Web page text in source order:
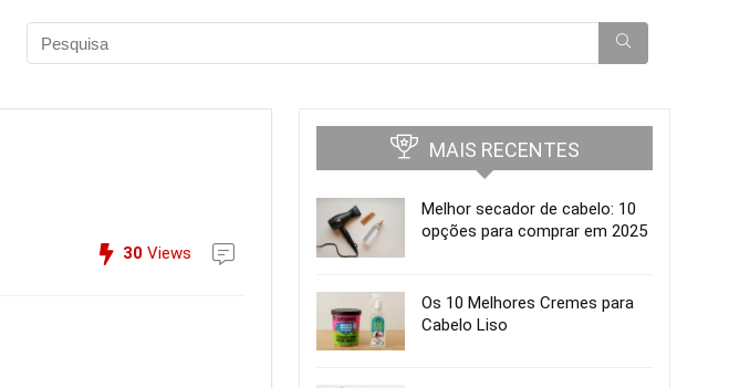
30 Views
MAIS RECENTES
Melhor secador de cabelo: 10
opções para comprar em 2025
Os 10 Melhores Cremes para
Cabelo Liso